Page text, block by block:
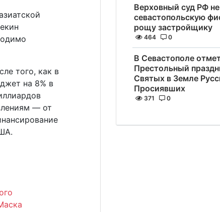
того, как в
на 8% в
— от
Верховный суд РФ
севастопольскую
рощу застройщику
464 0
В Севастополе
Престольный
Святых в Земле
Просиявших
371 0